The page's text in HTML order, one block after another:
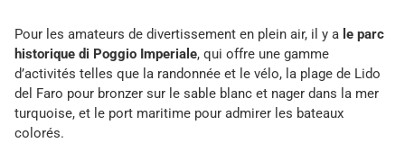
Pour les amateurs de divertissement en plein air, il y a le parc
historique di Poggio Imperiale, qui offre une gamme
d’activités telles que la randonnée et le vélo, la plage de Lido
del Faro pour bronzer sur le sable blanc et nager dans la mer
turquoise, et le port maritime pour admirer les bateaux
colorés.